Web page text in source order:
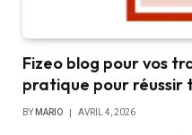
Fizeo blog pour vos
pratique pour réussir
BY MARIO AVRIL 4, 2026